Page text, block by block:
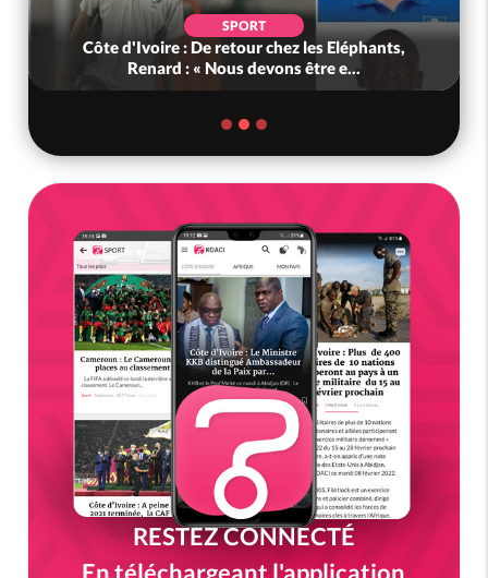
SPORT
Côte d'Ivoire : De retour chez les Eléphants,
Renard : « Nous devons être e...
RESTEZ CONNECTÉ
En téléchargeant l'application